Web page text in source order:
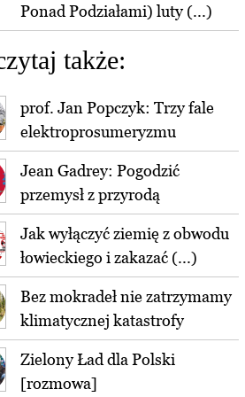
Ponad Podziałami) luty (...)
także:
prof. Jan Popczyk: Trzy fale
elektroprosumeryzmu
Jean Gadrey: Pogodzić
przemysł z przyrodą
Jak wyłączyć ziemię z obwodu
łowieckiego i zakazać (...)
Bez mokradeł nie zatrzymamy
klimatycznej katastrofy
Zielony Ład dla Polski
[rozmowa]